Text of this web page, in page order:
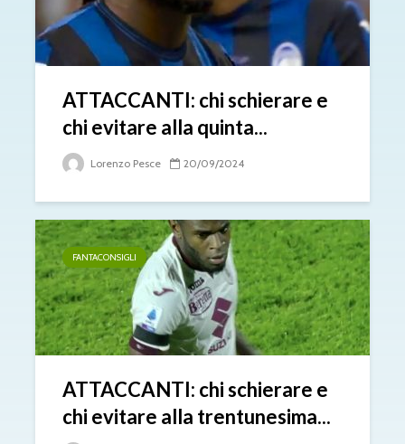
ATTACCANTI: chi schierare e
chi evitare alla quinta...
Lorenzo Pesce 20/09/2024
FANTACONSIGLI
ATTACCANTI: chi schierare e
chi evitare alla trentunesima...